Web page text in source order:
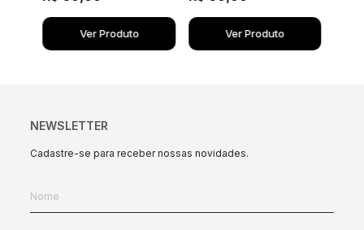
Ver Produto Ver Produto
NEWSLETTER
Cadastre-se para receber nossas novidades.